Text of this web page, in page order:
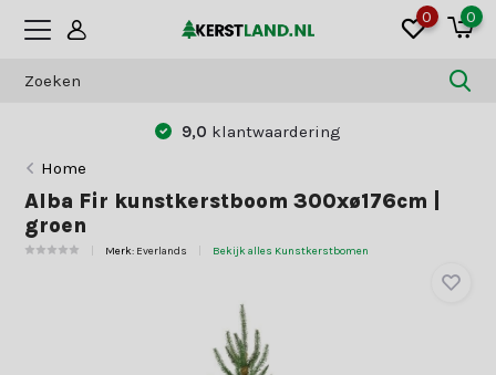
0 0
klantwaardering
Home
Alba Fir kunstkerstboom 300xø176cm |
groen
Merk: Everlands Bekijk alles Kunstkerstbomen